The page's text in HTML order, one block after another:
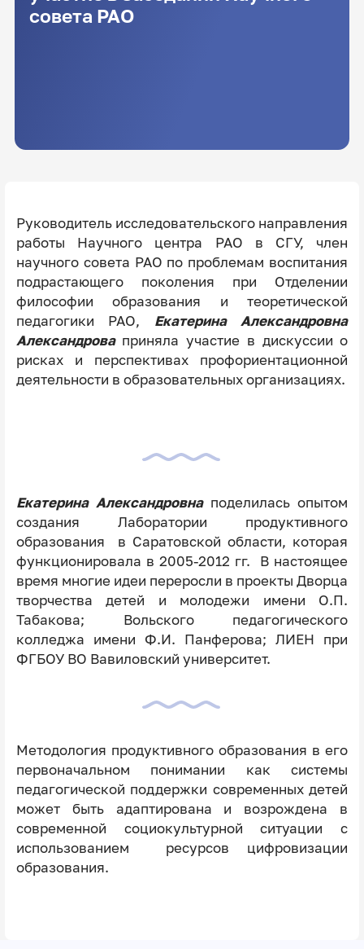
совета РАО
Руководитель исследовательского направления
работы Научного центра РАО в СГУ, член
научного совета РАО по проблемам воспитания
подрастающего поколения при Отделении
философии образования и теоретической
педагогики РАО, Екатерина Александровна
Александроваприняла участие в дискуссии о
рисках и перспективах профориентационной
деятельности в образовательных организациях.
Екатерина Александровнаподелилась опытом
создания Лаборатории продуктивного
образования в Саратовской области, которая
функционировала в 2005-2012 гг. В настоящее
время многие идеи переросли в проекты Дворца
творчества детей и молодежи имени О.П.
Табакова; Вольского педагогического
колледжа имени Ф.И. Панферова; ЛИЕН при
ФГБОУ ВО Вавиловский университет.
Методология продуктивного образования в его
первоначальном понимании как системы
педагогической поддержки современных детей
может быть адаптирована и возрождена в
современной социокультурной ситуации с
использованием ресурсов цифровизации
образования.